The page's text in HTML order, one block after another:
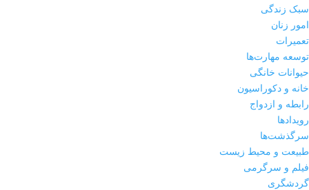
سبک زندگی
امور زنان
تعمیرات
توسعه مهارت‌ها
حیوانات خانگی
خانه و دکوراسیون
رابطه و ازدواج
رویدادها
سرگذشت‌ها
طبیعت و محیط زیست
فیلم و سرگرمی
گردشگری